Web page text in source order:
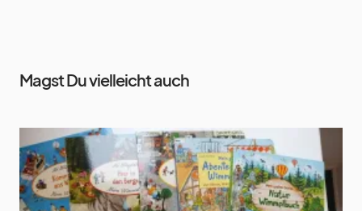
Magst Du vielleicht auch